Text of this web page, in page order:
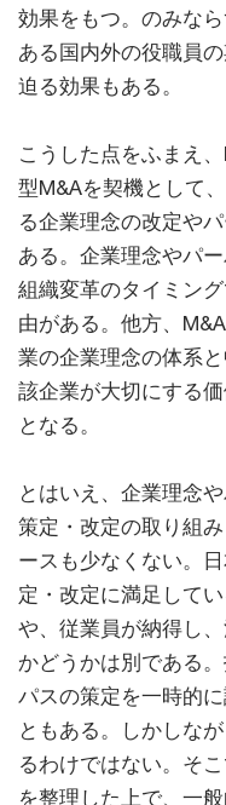
効果をもつ。のみな
ある国内外の役職員
迫る効果もある。
こうした点をふまえ
型M&Aを契機として
る企業理念の改定や
ある。企業理念やパ
組織変革のタイミン
由がある。他方、
業の企業理念の体系
該企業が大切にする
となる。
とはいえ、企業理念
策定・改定の取り組
ースも少なくない。
定・改定に満足して
や、従業員が納得し
かどうかは別である
パスの策定を一時的
ともある。しかしな
るわけではない。そ
を整理した上で、一